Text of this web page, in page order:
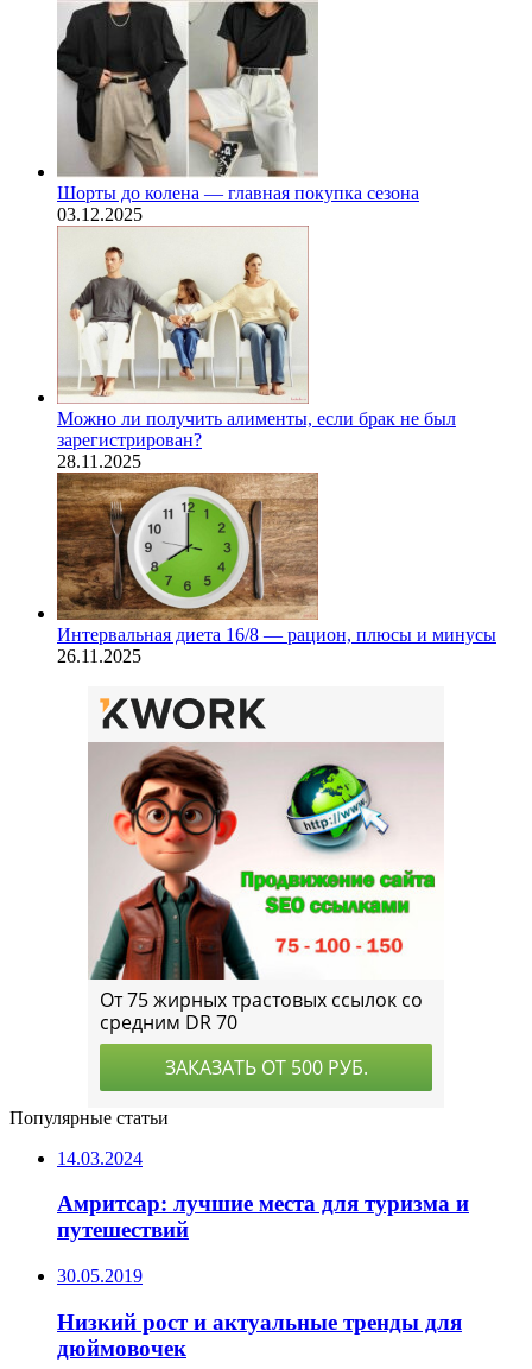
Шорты до колена — главная покупка сезона
03.12.2025
Можно ли получить алименты, если брак не был
зарегистрирован?
28.11.2025
Интервальная диета 16/8 — рацион, плюсы и минусы
26.11.2025
Популярные статьи
14.03.2024
Амритсар: лучшие места для туризма и
путешествий
30.05.2019
Низкий рост и актуальные тренды для
дюймовочек